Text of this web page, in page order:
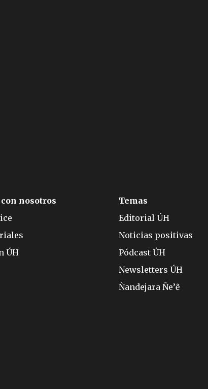
nosotros
ÚH
Temas
Editorial ÚH
Noticias positivas
Pódcast ÚH
Newsletters ÚH
Ñandejara Ñe’ẽ